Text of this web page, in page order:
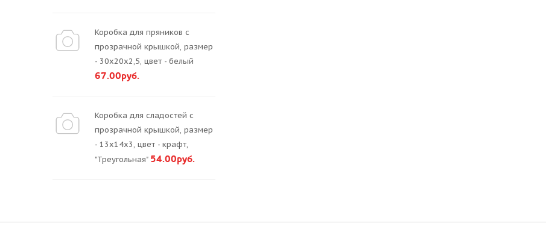
Коробка для пряников с
прозрачной крышкой, размер
- 30х20х2,5, цвет - белый
67.00руб.
Коробка для сладостей с
прозрачной крышкой, размер
- 13х14х3, цвет - крафт,
"Треугольная" 54.00руб.